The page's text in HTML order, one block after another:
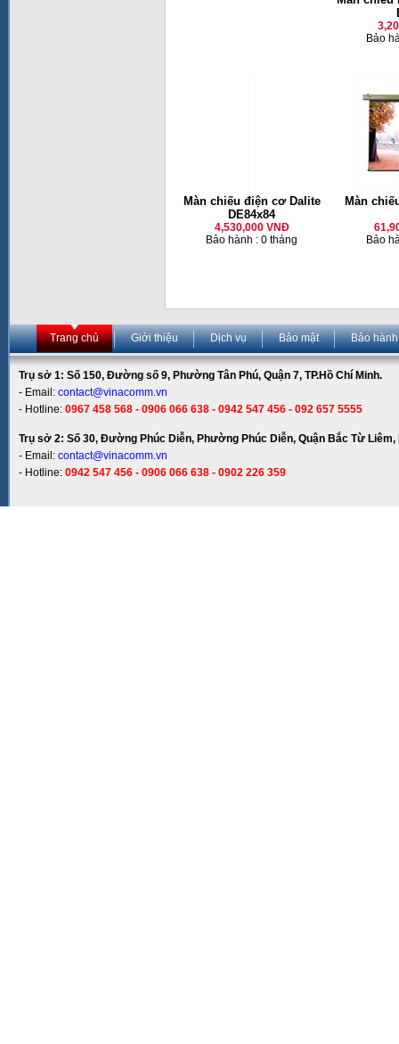
Bảo
Màn chiếu điện cơ Dalite
DE84x84
4,530,000 VNĐ
Bảo hành : 0 tháng
Màn
Bảo
Trang chủ Giới thiệu Dịch vụ Bảo mật Bảo hành
Trụ sở 1: Số 150, Đường số 9, Phường Tân Phú, Quận 7, TP.Hồ Chí Minh.
- Email: contact@vinacomm.vn
- Hotline: 0967 458 568 - 0906 066 638 - 0942 547 456 - 092 657 5555
Trụ sở 2: Số 30, Đường Phúc Diễn, Phường Phúc Diễn, Quận Bắc Từ Liêm,
- Email: contact@vinacomm.vn
- Hotline: 0942 547 456 - 0906 066 638 - 0902 226 359